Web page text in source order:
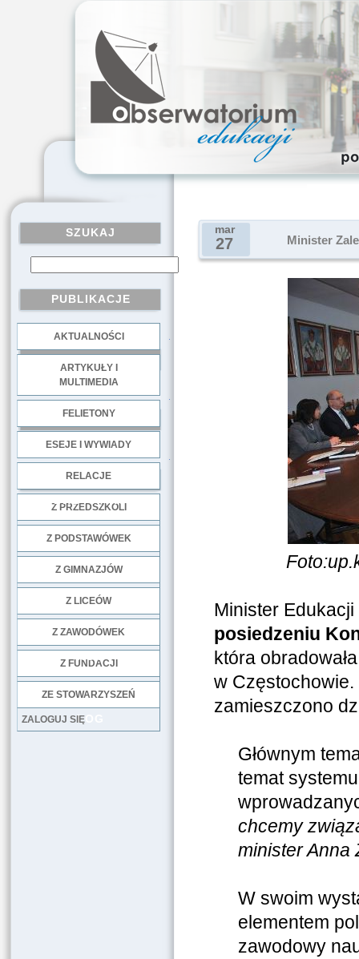
SZUKAJ
PUBLIKACJE
AKTUALNOŚCI
ARTYKUŁY I
MULTIMEDIA
FELIETONY
ESEJE I WYWIADY
RELACJE
Z PRZEDSZKOLI
Z PODSTAWÓWEK
Z GIMNAZJÓW
Z LICEÓW
Z ZAWODÓWEK
Z FUNDACJI
ZE STOWARZYSZEŃ
LOG
ZALOGUJ SIĘ
mar
27 Minister
Minister
posiedzeniu
która
w
zamieszczono
Głównym
temat
chcemy
minister Anna
W swoim
elementem
zawodowy